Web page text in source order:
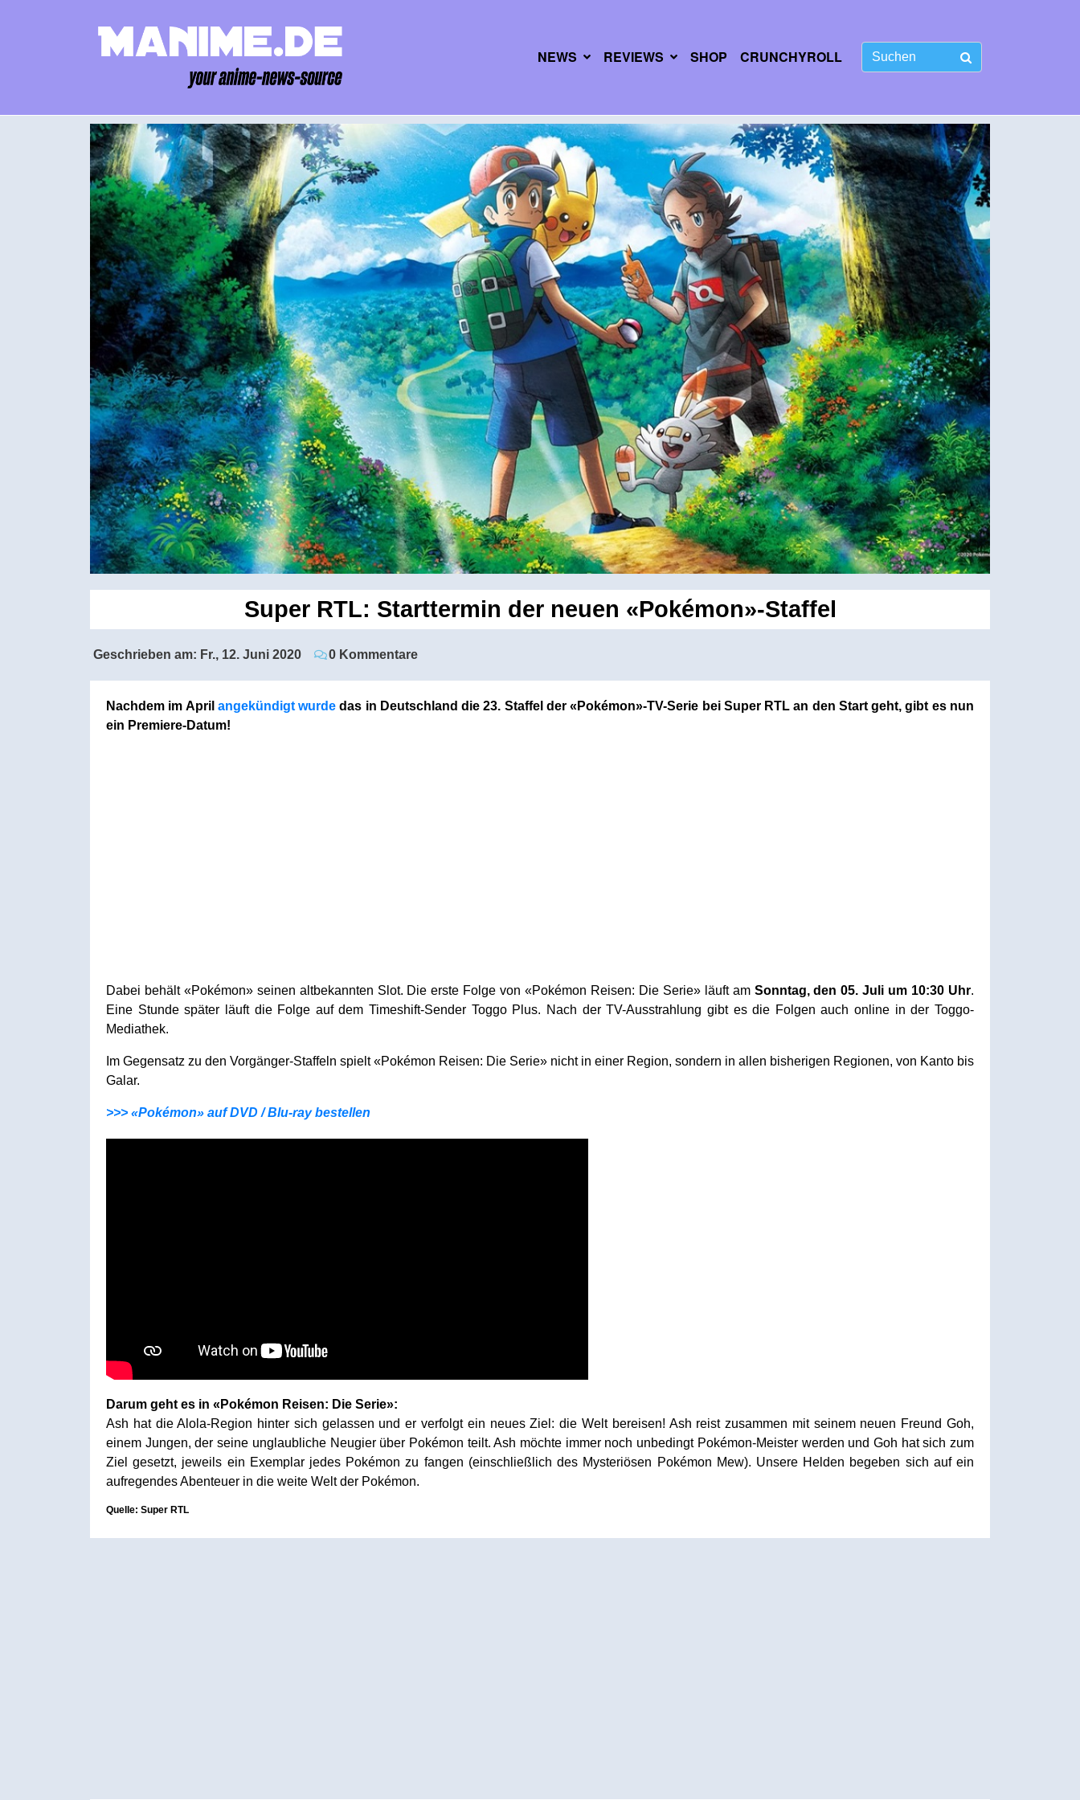
NEWS REVIEWS SHOP CRUNCHYROLL
Super RTL: Starttermin der neuen «Pokémon»-Staffel
Geschrieben am: Fr., 12. Juni 2020 0 Kommentare
Nachdem im April angekündigt wurde das in Deutschland die 23. Staffel der «Pokémon»-TV-Serie bei Super RTL an den Start geht, gibt es nun
ein Premiere-Datum!
Dabei behält «Pokémon» seinen altbekannten Slot. Die erste Folge von «Pokémon Reisen: Die Serie» läuft am Sonntag, den 05. Juli um 10:30 Uhr.
Eine Stunde später läuft die Folge auf dem Timeshift-Sender Toggo Plus. Nach der TV-Ausstrahlung gibt es die Folgen auch online in der Toggo-
Mediathek.
Im Gegensatz zu den Vorgänger-Staffeln spielt «Pokémon Reisen: Die Serie» nicht in einer Region, sondern in allen bisherigen Regionen, von Kanto bis
Galar.
>>> «Pokémon» auf DVD / Blu-ray bestellen
Darum geht es in «Pokémon Reisen: Die Serie»:
Ash hat die Alola-Region hinter sich gelassen und er verfolgt ein neues Ziel: die Welt bereisen! Ash reist zusammen mit seinem neuen Freund Goh,
einem Jungen, der seine unglaubliche Neugier über Pokémon teilt. Ash möchte immer noch unbedingt Pokémon-Meister werden und Goh hat sich zum
Ziel gesetzt, jeweils ein Exemplar jedes Pokémon zu fangen (einschließlich des Mysteriösen Pokémon Mew). Unsere Helden begeben sich auf ein
aufregendes Abenteuer in die weite Welt der Pokémon.
Quelle: Super RTL